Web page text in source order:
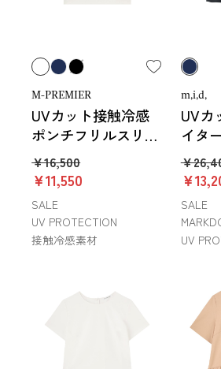
M-PREMIER
UVカット接触冷感
ポンチフリルスリー
ブカットソー
￥16,500
￥11,550
SALE
UV PROTECTION
接触冷感素材
m,i,d,
UVカ
イタ
ブラ
￥
￥
SALE
UV